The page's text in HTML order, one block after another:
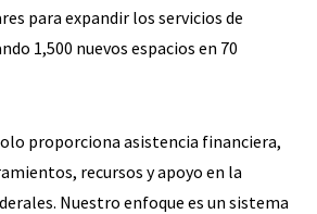
para expandir los servicios de
1,500 nuevos espacios en 70
proporciona asistencia financiera,
recursos y apoyo en la
Nuestro enfoque es un sistema